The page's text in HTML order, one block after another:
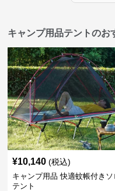
キャンプ用品テントのお
¥10,140 (税込)
キャンプ用品 快適蚊帳付きソ
テント